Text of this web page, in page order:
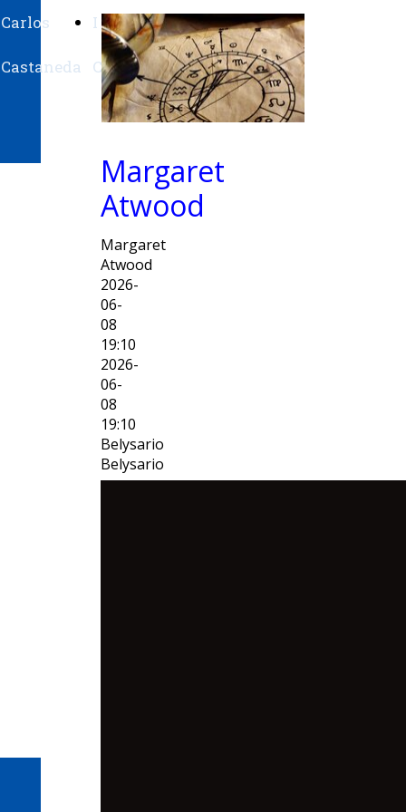
Carlos
Castaneda
I
Ching
Su
Belysario
Margaret
Atwood
Margaret
Atwood
2026-
06-
08
19:10
2026-
06-
08
19:10
Belysario
Belysario